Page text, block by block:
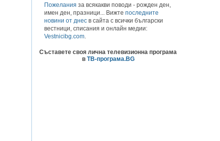
Пожелания за всякакви поводи - рожден ден,
имен ден, празници... Вижте последните
новини от днес в сайта с всички български
вестници, списания и онлайн медии:
Vestnicibg.com.
Съставете своя лична телевизионна програма
в ТВ-програма.BG